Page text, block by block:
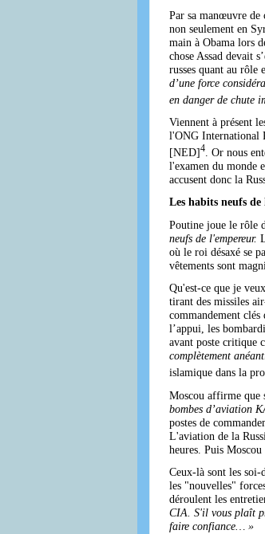
Par sa manœuvre de
non seulement en
main à Obama lors
chose Assad devait
russes quant au rôle
d’une force
en danger de chute
Viennent à présent
l'ONG International
[NED]4. Or nous
l'examen du monde
accusent donc la
Les habits neufs
Poutine joue le rôle
neufs de l'empereur.
où le roi désaxé se
vêtements sont
Qu'est-ce que je
tirant des missiles
commandement
l’appui, les
avant poste critique
complètement
islamique dans la
Moscou affirme que
bombes d’aviation
postes de
L'aviation de la
heures. Puis
Ceux-là sont les soi-
les "nouvelles"
déroulent les
CIA. S'il vous plaît
faire confiance… »